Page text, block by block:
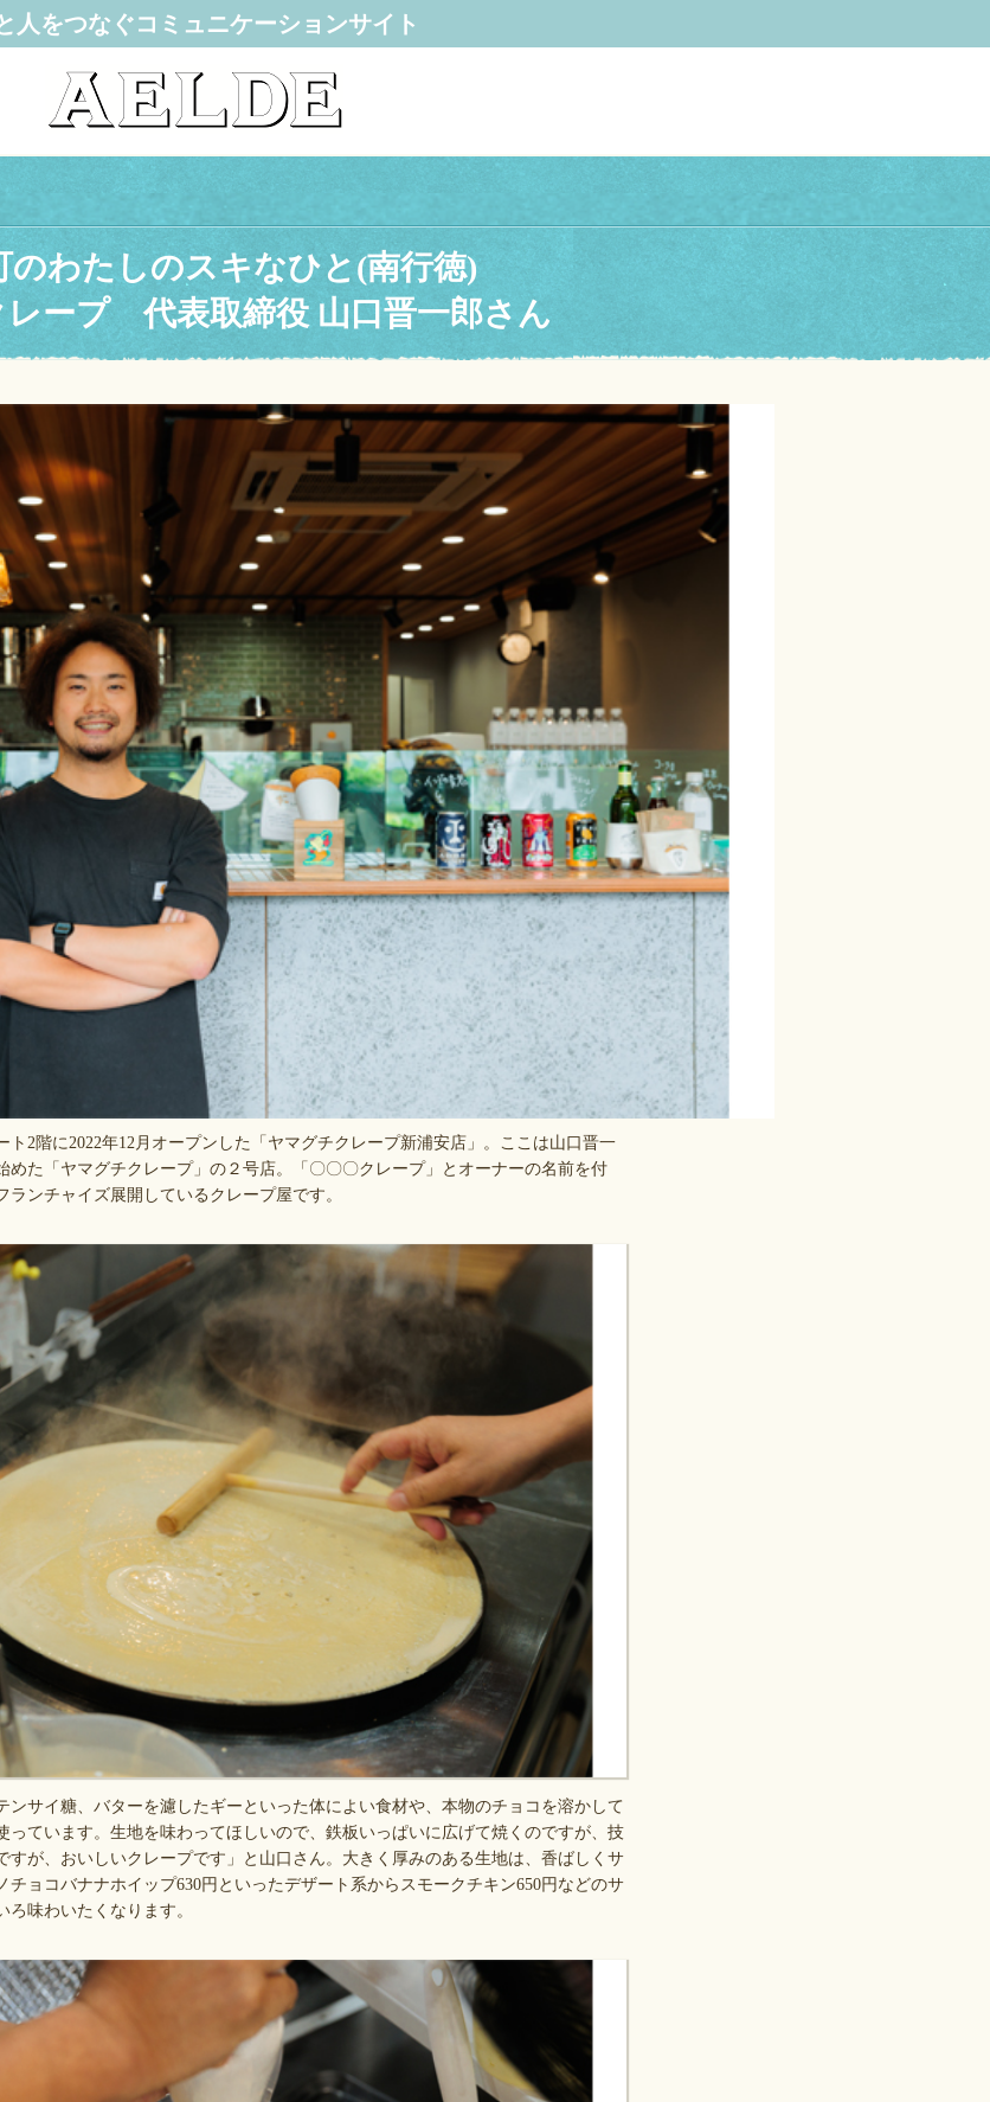
人をつなぐコミュニケーションサイト
のわたしのスキなひと(南行徳)
レープ 代表取締役 山口晋一郎さん
2階に2022年12月オープンした「ヤマグチクレープ新浦安店」。ここは山口晋一
めた「ヤマグチクレープ」の２号店。「〇〇〇クレープ」とオーナーの名前を付
ンチャイズ展開しているクレープ屋です。
サイ糖、バターを濾したギーといった体によい食材や、本物のチョコを溶かして
っています。生地を味わってほしいので、鉄板いっぱいに広げて焼くのですが、技
すが、おいしいクレープです」と山口さん。大きく厚みのある生地は、香ばしくサ
チョコバナナホイップ630円といったデザート系からスモークチキン650円などのサ
味わいたくなります。